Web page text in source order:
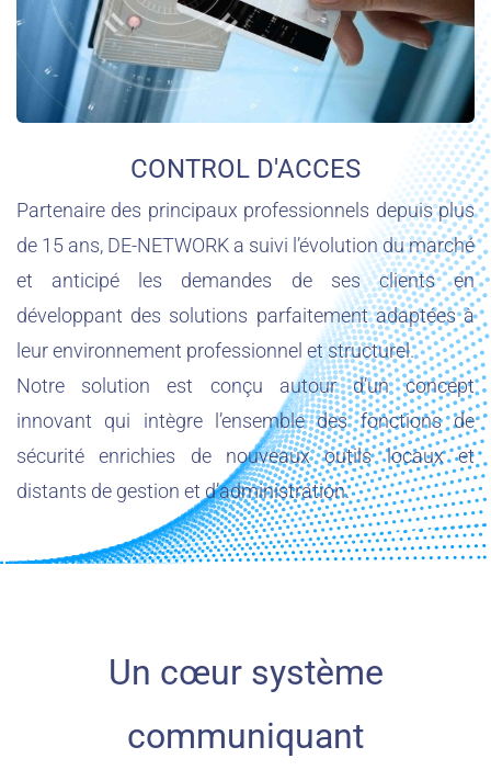
CONTROL D'ACCES
Partenaire des principaux professionnels depuis plus
de 15 ans, DE-NETWORK a suivi l’évolution du marché
et anticipé les demandes de ses clients en
développant des solutions parfaitement adaptées à
leur environnement professionnel et structurel.
Notre solution est conçu autour d’un concept
innovant qui intègre l’ensemble des fonctions de
sécurité enrichies de nouveaux outils locaux et
distants de gestion et d’administration.
Un cœur système
communiquant